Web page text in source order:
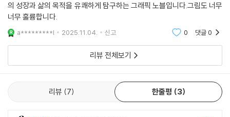
의 성장과 삶의 목적을 유쾌하게 탐구하는 그래픽 노블입니다.그림도 너무
너무 훌륭합니다.
a*********l 2025.11.04. 신고 0 댓글0
리뷰 전체보기
리뷰 7 한줄평 3